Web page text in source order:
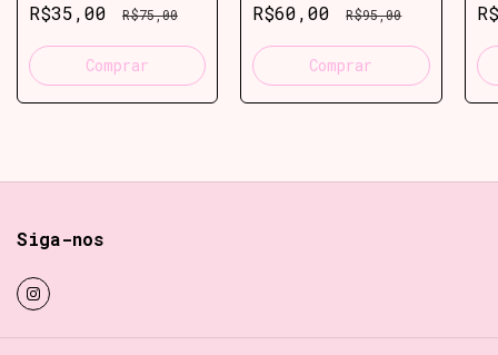
R$35,00 R$75,00
Comprar
R$60,00 R$95,00
Comprar
Siga-nos